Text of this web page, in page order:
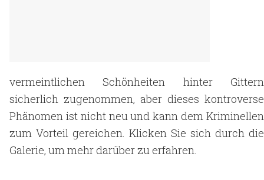
vermeintlichen Schönheiten hinter Gittern
sicherlich zugenommen, aber dieses kontroverse
Phänomen ist nicht neu und kann dem Kriminellen
zum Vorteil gereichen. Klicken Sie sich durch die
Galerie, um mehr darüber zu erfahren.